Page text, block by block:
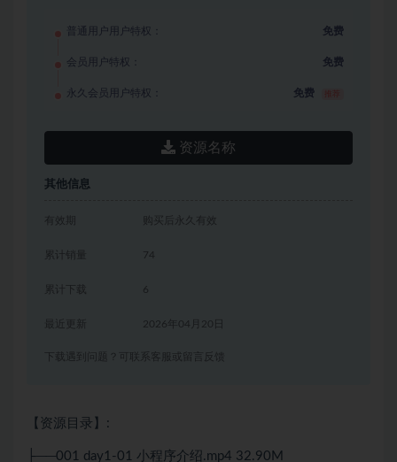
普通用户用户特权： 免费
会员用户特权： 免费
永久会员用户特权： 免费
资源名称
其他信息
有效期 购买后永久有效
累计销量 74
累计下载 6
2026年04月20日
下载遇到问题？可联系客服或留言反馈
【资源目录】:
├──001 day1-01 小程序介绍.mp4 32.90M